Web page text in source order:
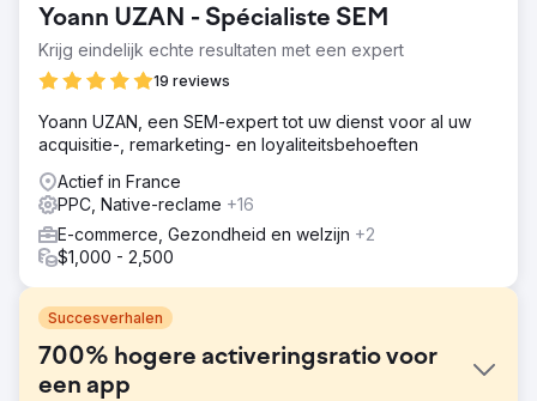
Yoann UZAN - Spécialiste SEM
Krijg eindelijk echte resultaten met een expert
19 reviews
Yoann UZAN, een SEM-expert tot uw dienst voor al uw
acquisitie-, remarketing- en loyaliteitsbehoeften
Actief in France
PPC, Native-reclame +16
E-commerce, Gezondheid en welzijn +2
$1,000 - 2,500
Succesverhalen
700% hogere activeringsratio voor
een app